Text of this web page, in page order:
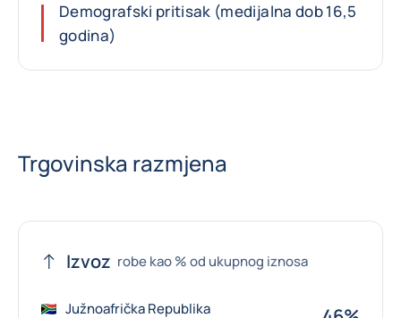
Demografski pritisak (medijalna dob 16,5
godina)
Trgovinska razmjena
Izvoz robe kao % od ukupnog iznosa
Južnoafrička Republika